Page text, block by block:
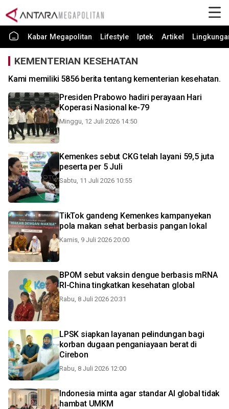
Kabar Megapolitan Lifestyle Iptek Artikel
KEMENTERIAN KESEHATAN
Kami memiliki 5856 berita tentang kementerian kesehatan.
Presiden Prabowo hadiri perayaan Hari
Koperasi Nasional ke-79
Minggu, 12 Juli 2026 14:50
Kemenkes sebut CKG telah layani 59,5 juta
peserta per 5 Juli
Sabtu, 11 Juli 2026 10:55
TikTok gandeng Kemenkes kampanyekan
pola makan sehat berbasis pangan lokal
Kamis, 9 Juli 2026 20:00
BPOM sebut vaksin dengue berbasis mRNA
RI-China tingkatkan kesehatan global
Rabu, 8 Juli 2026 20:31
LPSK siapkan layanan pelindungan bagi
korban dugaan penganiayaan berat di
Cirebon
Rabu, 8 Juli 2026 12:00
Indonesia minta agar standar AI global tidak
hambat UMKM